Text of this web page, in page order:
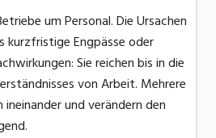
um Personal. Die Ursachen
kurzfristige Engpässe oder
Sie reichen bis in die
von Arbeit. Mehrere
und verändern den